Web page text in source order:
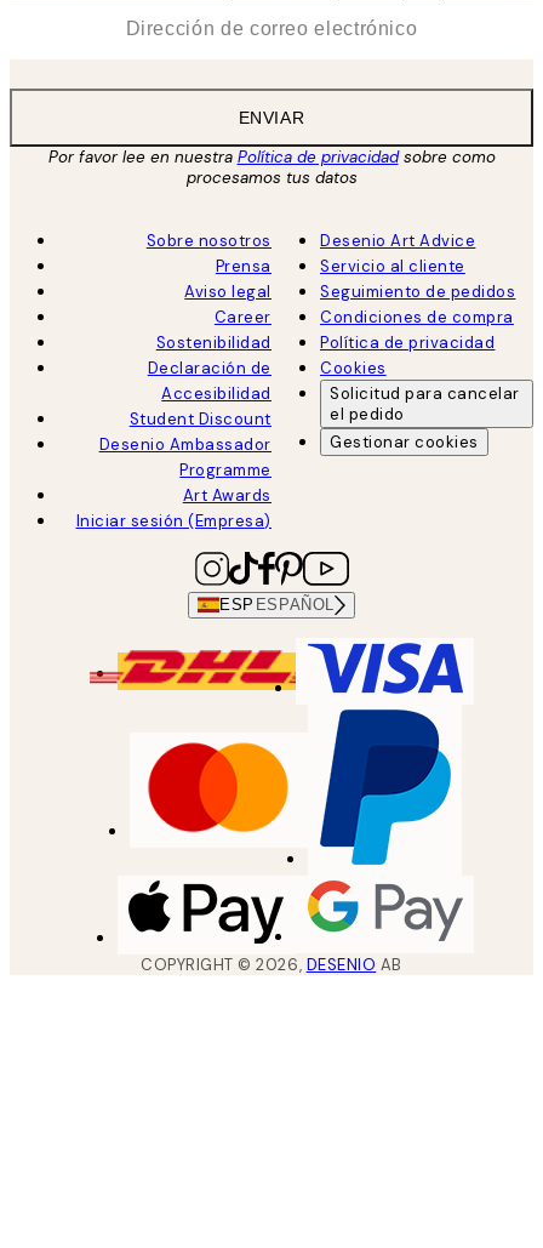
ENVIAR
Por favor lee en nuestra Política de privacidadsobre como
procesamos tus datos
Sobre nosotros
Prensa
Aviso legal
Career
Sostenibilidad
Declaración de
Accesibilidad
Student Discount
Desenio Ambassador
Programme
Art Awards
Iniciar sesión (Empresa)
Desenio Art Advice
Servicio al cliente
Seguimiento de pedidos
Condiciones de compra
Política de privacidad
Cookies
Solicitud para cancelar
el pedido
Gestionar cookies
ESP ESPAÑOL
COPYRIGHT ©2026, DESENIO AB